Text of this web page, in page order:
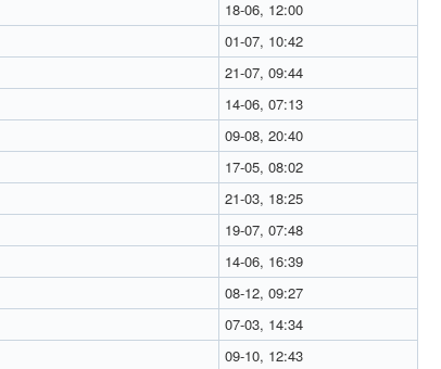
18-06, 12:00
01-07, 10:42
21-07, 09:44
14-06, 07:13
09-08, 20:40
17-05, 08:02
21-03, 18:25
19-07, 07:48
14-06, 16:39
08-12, 09:27
07-03, 14:34
09-10, 12:43